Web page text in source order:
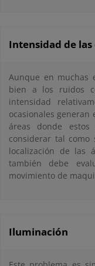
Intensidad de
Aunque en muchas
bien a los ruidos
intensidad
ocasionales generan
áreas donde
considerar tal
localización de las
también debe
movimiento de
Iluminación